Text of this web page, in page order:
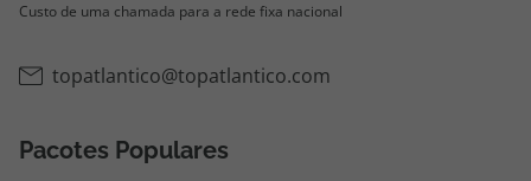
Custo de uma chamada para a rede fixa nacional
topatlantico@topatlantico.com
Pacotes Populares